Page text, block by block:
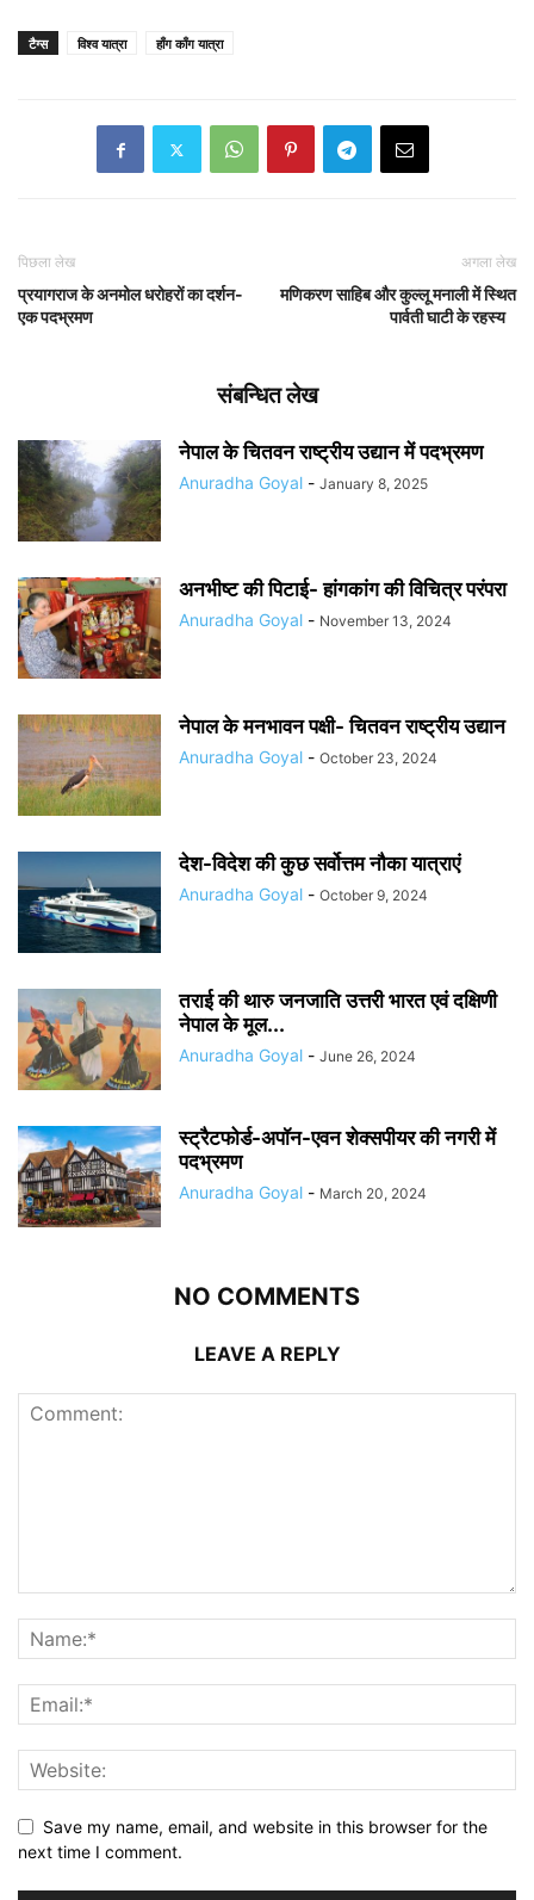
टैग्स विश्व यात्रा हाँग काँग यात्रा
पिछला लेख
प्रयागराज के अनमोल धरोहरों का दर्शन-
एक पदभ्रमण
अगला लेख
मणिकरण साहिब और कुल्लू मनाली में स्थित
पार्वती घाटी के रहस्य
संबन्धित लेख
नेपाल के चितवन राष्ट्रीय उद्यान में पदभ्रमण
Anuradha Goyal - January 8, 2025
अनभीष्ट की पिटाई- हांगकांग की विचित्र परंपरा
Anuradha Goyal - November 13, 2024
नेपाल के मनभावन पक्षी- चितवन राष्ट्रीय उद्यान
Anuradha Goyal - October 23, 2024
देश-विदेश की कुछ सर्वोत्तम नौका यात्राएं
Anuradha Goyal - October 9, 2024
तराई की थारु जनजाति उत्तरी भारत एवं दक्षिणी
नेपाल के मूल...
Anuradha Goyal - June 26, 2024
स्ट्रैटफोर्ड-अपॉन-एवन शेक्सपीयर की नगरी में
पदभ्रमण
Anuradha Goyal - March 20, 2024
NO COMMENTS
LEAVE A REPLY
Save my name, email, and website in this browser for the
next time I comment.